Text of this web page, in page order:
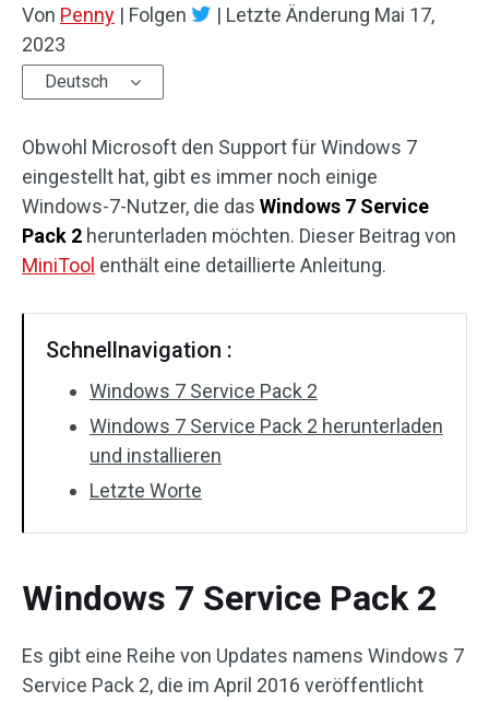
Von Penny | Folgen | Letzte Änderung Mai 17,
2023
Deutsch
Obwohl Microsoft den Support für Windows 7
eingestellt hat, gibt es immer noch einige
Windows-7-Nutzer, die das Windows 7 Service
Pack 2 herunterladen möchten. Dieser Beitrag von
MiniTool enthält eine detaillierte Anleitung.
Schnellnavigation :
Windows 7 Service Pack 2
Windows 7 Service Pack 2 herunterladen
und installieren
Letzte Worte
Windows 7 Service Pack 2
Es gibt eine Reihe von Updates namens Windows 7
Service Pack 2, die im April 2016 veröffentlicht